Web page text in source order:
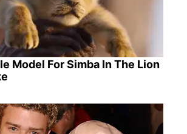
Model For Simba In The Lion